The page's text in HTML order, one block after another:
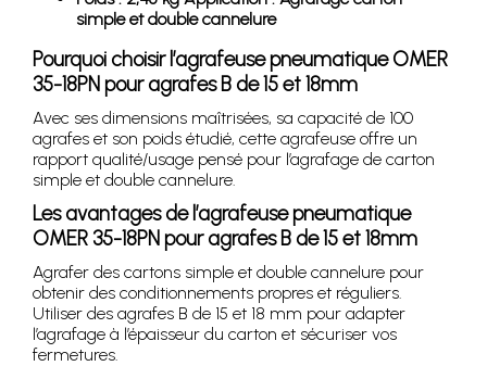
simple et double cannelure
Pourquoi choisir l’agrafeuse pneumatique OMER
35-18PN pour agrafes B de 15 et 18mm
Avec ses dimensions maîtrisées, sa capacité de 100
agrafes et son poids étudié, cette agrafeuse offre un
rapport qualité/usage pensé pour l’agrafage de carton
simple et double cannelure.
Les avantages de l’agrafeuse pneumatique
OMER 35-18PN pour agrafes B de 15 et 18mm
Agrafer des cartons simple et double cannelure pour
obtenir des conditionnements propres et réguliers.
Utiliser des agrafes B de 15 et 18 mm pour adapter
l’agrafage à l’épaisseur du carton et sécuriser vos
fermetures.